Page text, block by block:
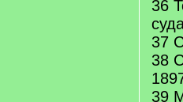
36
37
38
39